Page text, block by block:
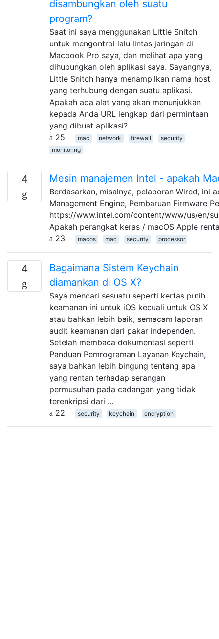
disambungkan oleh suatu
program?
Saat ini saya menggunakan Little Snitch
untuk mengontrol lalu lintas jaringan di
Macbook Pro saya, dan melihat apa yang
dihubungkan oleh aplikasi saya. Sayangnya,
Little Snitch hanya menampilkan nama host
yang terhubung dengan suatu aplikasi.
Apakah ada alat yang akan menunjukkan
kepada Anda URL lengkap dari permintaan
yang dibuat aplikasi? …
25
mac network firewall
security
monitoring
4 Mesin manajemen Intel - apakah
Berdasarkan, misalnya, pelaporan Wired, ini
Management Engine, Pembaruan Firmware
https://www.intel.com/content/www/us/en/
Apakah perangkat keras / macOS Apple
23
macos mac security processor
4
Bagaimana Sistem Keychain
diamankan di OS X?
Saya mencari sesuatu seperti kertas putih
keamanan ini untuk iOS kecuali untuk OS X
atau bahkan lebih baik, semacam laporan
audit keamanan dari pakar independen.
Setelah membaca dokumentasi seperti
Panduan Pemrograman Layanan Keychain,
saya bahkan lebih bingung tentang apa
yang rentan terhadap serangan
permusuhan pada cadangan yang tidak
terenkripsi dari …
22
security keychain encryption